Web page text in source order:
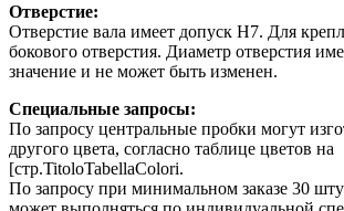
Отверстие:
Отверстие вала имеет допуск H7. Для
бокового отверстия. Диаметр отверстия
значение и не может быть изменен.
Специальные запросы:
По запросу центральные пробки могут
другого цвета, согласно таблице цветов на
[стр.TitoloTabellaColori.
По запросу при минимальном заказе 30